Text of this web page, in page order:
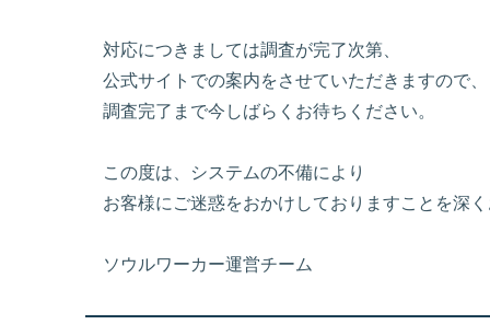
対応につきましては調査が完了次第、
公式サイトでの案内をさせていただきますので、
調査完了まで今しばらくお待ちください。
この度は、システムの不備により
お客様にご迷惑をおかけしておりますことを深
ソウルワーカー運営チーム